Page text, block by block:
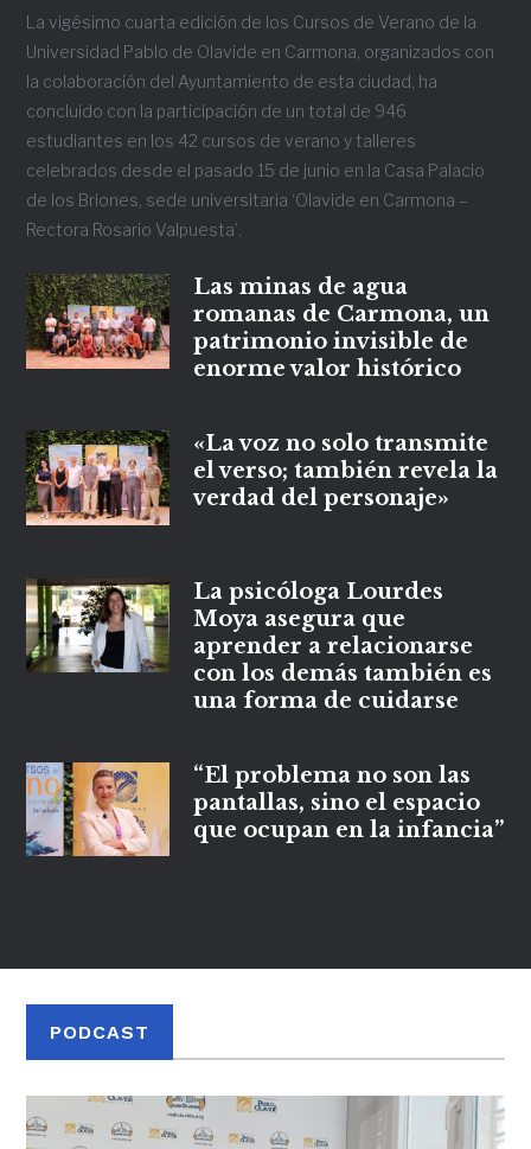
La vigésimo cuarta edición de los Cursos de Verano de la
Universidad Pablo de Olavide en Carmona, organizados con
la colaboración del Ayuntamiento de esta ciudad, ha
concluido con la participación de un total de 946
estudiantes en los 42 cursos de verano y talleres
celebrados desde el pasado 15 de junio en la Casa Palacio
de los Briones, sede universitaria ‘Olavide en Carmona –
Rectora Rosario Valpuesta’.
Las minas de agua
romanas de Carmona, un
patrimonio invisible de
enorme valor histórico
«La voz no solo transmite
el verso; también revela la
verdad del personaje»
La psicóloga Lourdes
Moya asegura que
aprender a relacionarse
con los demás también es
una forma de cuidarse
“El problema no son las
pantallas, sino el espacio
que ocupan en la infancia”
PODCAST